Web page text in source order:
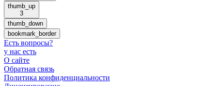
thumb_up
3
thumb_down
bookmark_border
Есть вопросы?
у нас есть
О сайте
Обратная связь
Политика конфиденциальности